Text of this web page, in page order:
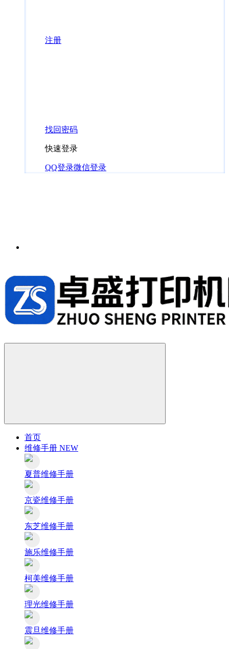
注册
找回密码
快速登录
QQ登录微信登录
首页
维修手册 NEW
夏普维修手册
京瓷维修手册
东芝维修手册
施乐维修手册
柯美维修手册
理光维修手册
震旦维修手册